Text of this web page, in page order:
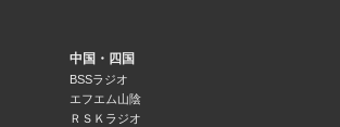
ＫＥＮＤ ＦＥＶＥＲ まんぷくタイプ
中国・四国
BSSラジオ
エフエム山陰
ＲＳＫラジオ